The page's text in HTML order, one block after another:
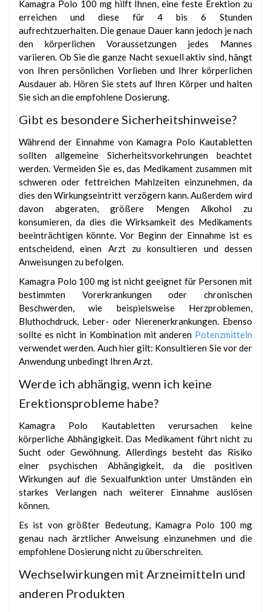
Kamagra Polo 100 mg hilft Ihnen, eine feste Erektion zu
erreichen und diese für 4 bis 6 Stunden
aufrechtzuerhalten. Die genaue Dauer kann jedoch je nach
den körperlichen Voraussetzungen jedes Mannes
variieren. Ob Sie die ganze Nacht sexuell aktiv sind, hängt
von Ihren persönlichen Vorlieben und Ihrer körperlichen
Ausdauer ab. Hören Sie stets auf Ihren Körper und halten
Sie sich an die empfohlene Dosierung.
Gibt es besondere Sicherheitshinweise?
Während der Einnahme von Kamagra Polo Kautabletten
sollten allgemeine Sicherheitsvorkehrungen beachtet
werden. Vermeiden Sie es, das Medikament zusammen mit
schweren oder fettreichen Mahlzeiten einzunehmen, da
dies den Wirkungseintritt verzögern kann. Außerdem wird
davon abgeraten, größere Mengen Alkohol zu
konsumieren, da dies die Wirksamkeit des Medikaments
beeinträchtigen könnte. Vor Beginn der Einnahme ist es
entscheidend, einen Arzt zu konsultieren und dessen
Anweisungen zu befolgen.
Kamagra Polo 100 mg ist nicht geeignet für Personen mit
bestimmten Vorerkrankungen oder chronischen
Beschwerden, wie beispielsweise Herzproblemen,
Bluthochdruck, Leber- oder Nierenerkrankungen. Ebenso
sollte es nicht in Kombination mit anderen Potenzmitteln
verwendet werden. Auch hier gilt: Konsultieren Sie vor der
Anwendung unbedingt Ihren Arzt.
Werde ich abhängig, wenn ich keine
Erektionsprobleme habe?
Kamagra Polo Kautabletten verursachen keine
körperliche Abhängigkeit. Das Medikament führt nicht zu
Sucht oder Gewöhnung. Allerdings besteht das Risiko
einer psychischen Abhängigkeit, da die positiven
Wirkungen auf die Sexualfunktion unter Umständen ein
starkes Verlangen nach weiterer Einnahme auslösen
können.
Es ist von größter Bedeutung, Kamagra Polo 100 mg
genau nach ärztlicher Anweisung einzunehmen und die
empfohlene Dosierung nicht zu überschreiten.
Wechselwirkungen mit Arzneimitteln und
anderen Produkten